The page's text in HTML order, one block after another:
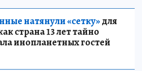
натянули «сетку»для
страна 13 лет тайно
инопланетных гостей